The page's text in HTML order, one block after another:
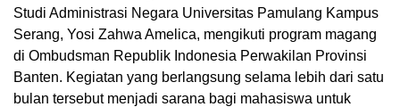
Studi Administrasi Negara Universitas Pamulang Kampus
Serang, Yosi Zahwa Amelica, mengikuti program magang
di Ombudsman Republik Indonesia Perwakilan Provinsi
Banten. Kegiatan yang berlangsung selama lebih dari satu
bulan tersebut menjadi sarana bagi mahasiswa untuk